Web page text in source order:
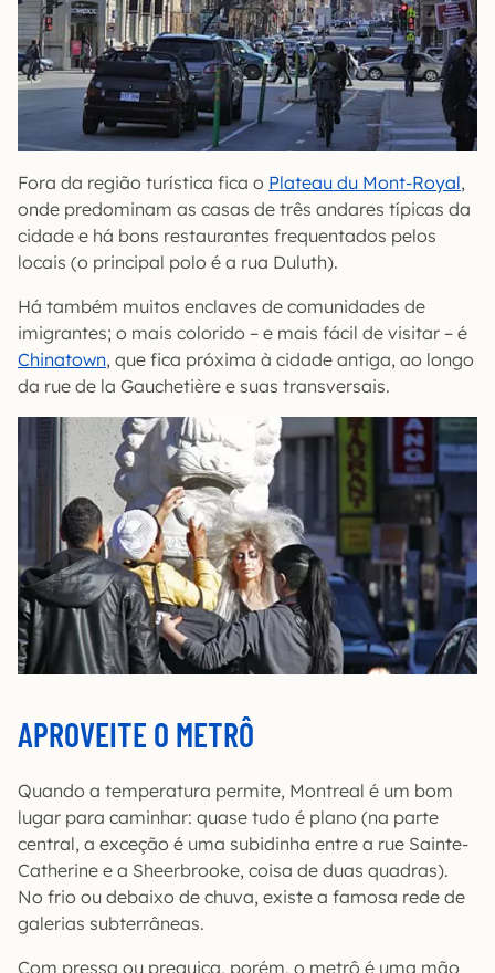
Fora da região turística fica o Plateau du Mont-Royal,
onde predominam as casas de três andares típicas da
cidade e há bons restaurantes frequentados pelos
locais (o principal polo é a rua Duluth).
Há também muitos enclaves de comunidades de
imigrantes; o mais colorido – e mais fácil de visitar – é
Chinatown, que fica próxima à cidade antiga, ao longo
da rue de la Gauchetière e suas transversais.
APROVEITE O METRÔ
Quando a temperatura permite, Montreal é um bom
lugar para caminhar: quase tudo é plano (na parte
central, a exceção é uma subidinha entre a rue Sainte-
Catherine e a Sheerbrooke, coisa de duas quadras).
No frio ou debaixo de chuva, existe a famosa rede de
galerias subterrâneas.
Com pressa ou preguiça, porém, o metrô é uma mão